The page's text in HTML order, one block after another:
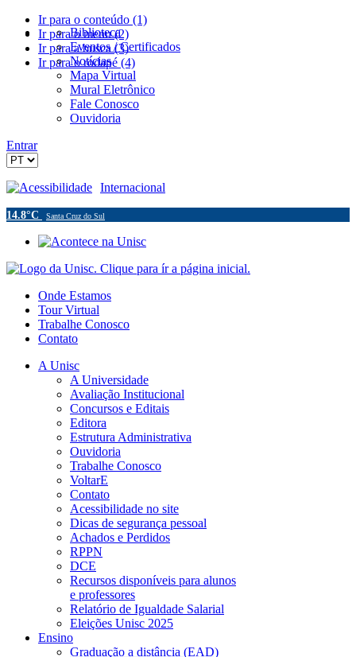
Ir para o conteúdo (1)
Ir para o menu (2)
Ir para a busca (3)
Ir para o rodapé (4)
Biblioteca
Eventos / Certificados
Notícias
Mapa Virtual
Mural Eletrônico
Fale Conosco
Ouvidoria
Entrar
Acessibilidade Internacional
14.8°C Santa Cruz do Sul
Onde Estamos
Tour Virtual
Trabalhe Conosco
Contato
A Unisc
A Universidade
Avaliação Institucional
Concursos e Editais
Editora
Estrutura Administrativa
Ouvidoria
Trabalhe Conosco
VoltarE
Contato
Acessibilidade no site
Dicas de segurança pessoal
Achados e Perdidos
RPPN
DCE
Recursos disponíveis para alunos
e professores
Relatório de Igualdade Salarial
Eleições Unisc 2025
Ensino
Graduação a distância (EAD)